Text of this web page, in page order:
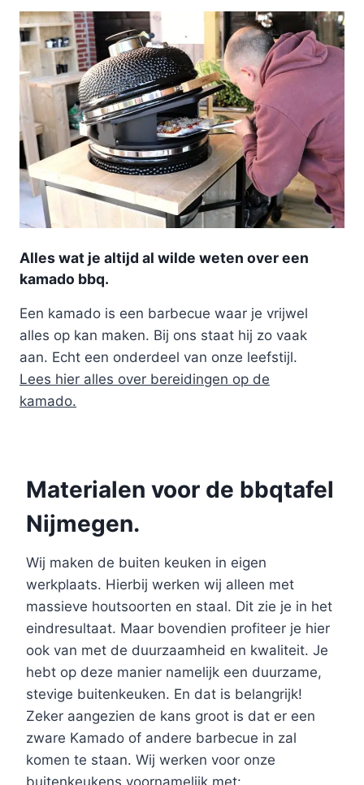
Alles wat je altijd al wilde weten over een
kamado bbq.
Een kamado is een barbecue waar je vrijwel
alles op kan maken. Bij ons staat hij zo vaak
aan. Echt een onderdeel van onze leefstijl.
Lees hier alles over bereidingen op de
kamado.
Materialen voor de bbqtafel
Nijmegen.
Wij maken de buiten keuken in eigen
werkplaats. Hierbij werken wij alleen met
massieve houtsoorten en staal. Dit zie je in het
eindresultaat. Maar bovendien profiteer je hier
ook van met de duurzaamheid en kwaliteit. Je
hebt op deze manier namelijk een duurzame,
stevige buitenkeuken. En dat is belangrijk!
Zeker aangezien de kans groot is dat er een
zware Kamado of andere barbecue in zal
komen te staan. Wij werken voor onze